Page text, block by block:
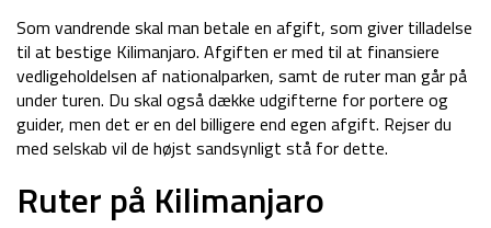
Som vandrende skal man betale en afgift, som giver tilladelse
til at bestige Kilimanjaro. Afgiften er med til at finansiere
vedligeholdelsen af nationalparken, samt de ruter man går på
under turen. Du skal også dække udgifterne for portere og
guider, men det er en del billigere end egen afgift. Rejser du
med selskab vil de højst sandsynligt stå for dette.
Ruter på Kilimanjaro